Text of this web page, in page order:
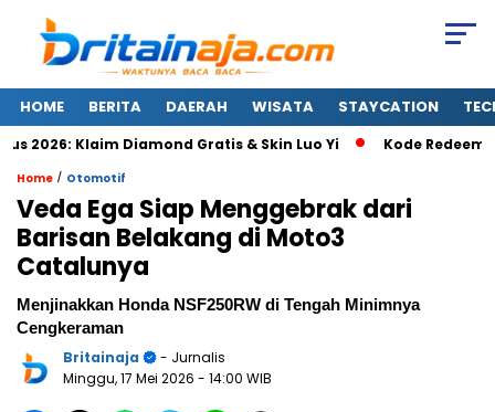
HOME BERITA DAERAH WISATA STAYCATION
2026: Klaim Diamond Gratis & Skin Luo Yi Kode Redeem
Home / Otomotif
Veda Ega Siap Menggebrak dari
Barisan Belakang di Moto3
Catalunya
Menjinakkan Honda NSF250RW di Tengah Minimnya
Cengkeraman
Britainaja
- Jurnalis
Minggu, 17 Mei 2026 - 14:00 WIB